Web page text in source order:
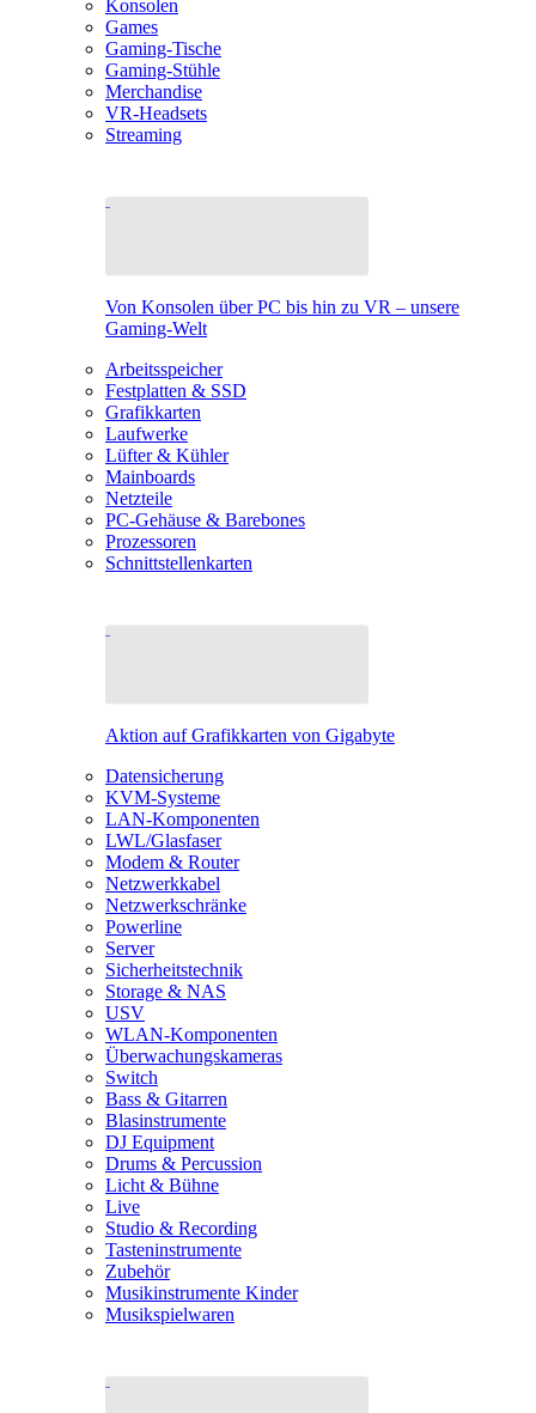
Konsolen
Games
Gaming-Tische
Gaming-Stühle
Merchandise
VR-Headsets
Streaming
Von Konsolen über PC bis hin zu VR – unsere
Gaming-Welt
Arbeitsspeicher
Festplatten & SSD
Grafikkarten
Laufwerke
Lüfter & Kühler
Mainboards
Netzteile
PC-Gehäuse & Barebones
Prozessoren
Schnittstellenkarten
Aktion auf Grafikkarten von Gigabyte
Datensicherung
KVM-Systeme
LAN-Komponenten
LWL/Glasfaser
Modem & Router
Netzwerkkabel
Netzwerkschränke
Powerline
Server
Sicherheitstechnik
Storage & NAS
USV
WLAN-Komponenten
Überwachungskameras
Switch
Bass & Gitarren
Blasinstrumente
DJ Equipment
Drums & Percussion
Licht & Bühne
Live
Studio & Recording
Tasteninstrumente
Zubehör
Musikinstrumente Kinder
Musikspielwaren